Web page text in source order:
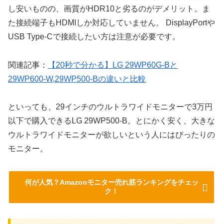
し安いものの、画質がHDR10と劣るのがデメリット。ま
た接続端子もHDMIしか対応していません。 DisplayPortや
USB Type-Cで接続したい方は注意が必要です。
関連記事：
【20秒で分かる】LG 29WP60G-Bと
29WP600-W,29WP500-Bの違いと比較
といっても、29インチのウルトラワイドモニターで3万円
以下で購入できるLG 29WP500-B。とにかく安く、大きな
ウルトラワイドモニターが欲しいという人にはぴったりの
モニター。
何が人気？Amazonモニター売れ筋ランキングをチェッ
ク！